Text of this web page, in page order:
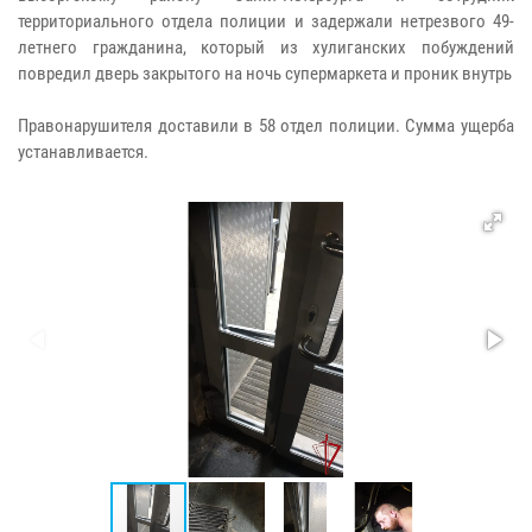
территориального отдела полиции и задержали нетрезвого 49-
летнего гражданина, который из хулиганских побуждений
повредил дверь закрытого на ночь супермаркета и проник внутрь
Правонарушителя доставили в 58 отдел полиции. Сумма ущерба
устанавливается.